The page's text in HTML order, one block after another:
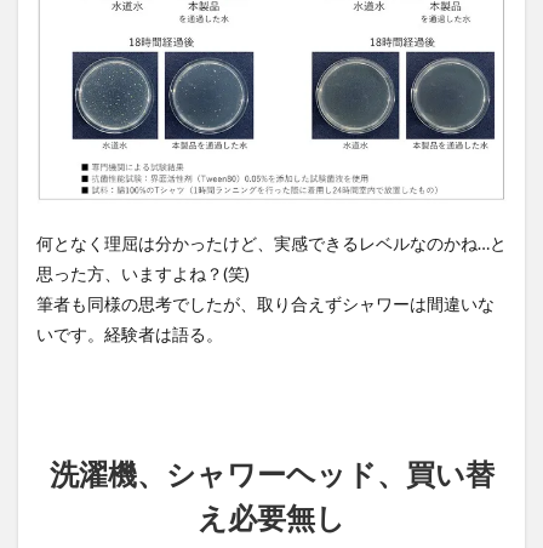
何となく理屈は分かったけど、実感できるレベルなのかね…と
思った方、いますよね？(笑)
筆者も同様の思考でしたが、取り合えずシャワーは間違いな
いです。経験者は語る。
洗濯機、シャワーヘッド、買い替
え必要無し